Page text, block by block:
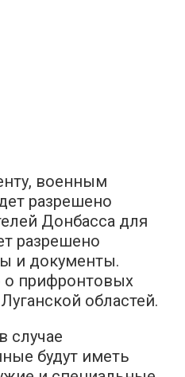
военным
разрешено
Донбасса для
разрешено
и документы.
о прифронтовых
областей.
случае
будут иметь